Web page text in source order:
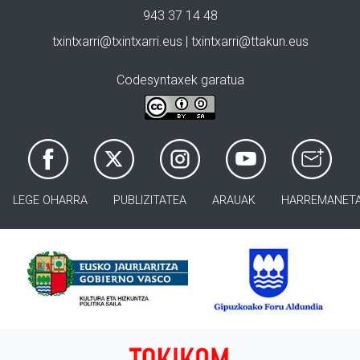
943 37 14 48
txintxarri@txintxarri.eus | txintxarri@ttakun.eus
Codesyntaxek garatua
LEGE OHARRA PUBLIZITATEA ARAUAK